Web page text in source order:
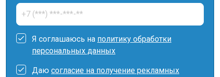
Я соглашаюсь на политику обработки
персональных данных
Даю согласие на получение рекламных